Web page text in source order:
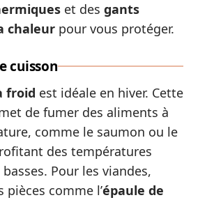
et des gants
chaleur pour vous protéger.
cuisson
froid est idéale en hiver. Cette
de fumer des aliments à
comme le saumon ou le
des températures
Pour les viandes,
pièces comme l’épaule de